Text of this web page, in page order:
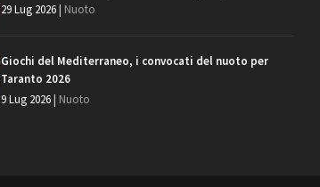
29 Lug 2026| Nuoto
Giochi del Mediterraneo, i convocati del nuoto per
Taranto 2026
9 Lug 2026| Nuoto